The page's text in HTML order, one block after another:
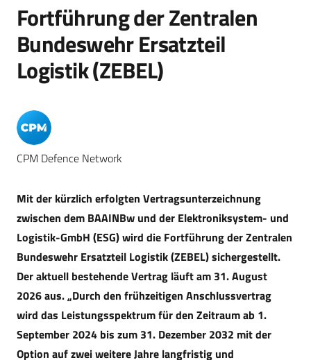
Fortführung der Zentralen
Bundeswehr Ersatzteil
Logistik (ZEBEL)
CPM Defence Network
Mit der kürzlich erfolgten Vertragsunterzeichnung
zwischen dem BAAINBw und der Elektroniksystem- und
Logistik-GmbH (ESG) wird die Fortführung der Zentralen
Bundeswehr Ersatzteil Logistik (ZEBEL) sichergestellt.
Der aktuell bestehende Vertrag läuft am 31. August
2026 aus. „Durch den frühzeitigen Anschlussvertrag
wird das Leistungsspektrum für den Zeitraum ab 1.
September 2024 bis zum 31. Dezember 2032 mit der
Option auf zwei weitere Jahre langfristig und